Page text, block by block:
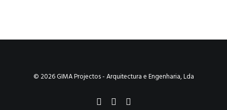
© 2026 GIMA Projectos - Arquitectura e Engenharia, Lda